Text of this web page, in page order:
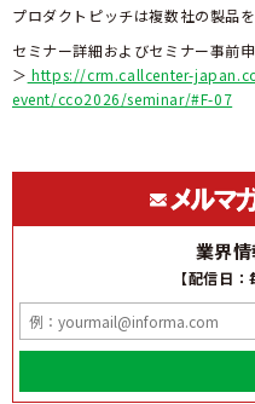
プロダクトピッチは複数社の製品
セミナー詳細およびセミナー事前
＞ https://crm.callcenter-
event/cco2026/seminar/#F-07
業界情
【配信日